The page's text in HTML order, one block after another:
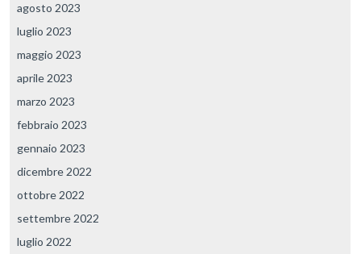
agosto 2023
luglio 2023
maggio 2023
aprile 2023
marzo 2023
febbraio 2023
gennaio 2023
dicembre 2022
ottobre 2022
settembre 2022
luglio 2022